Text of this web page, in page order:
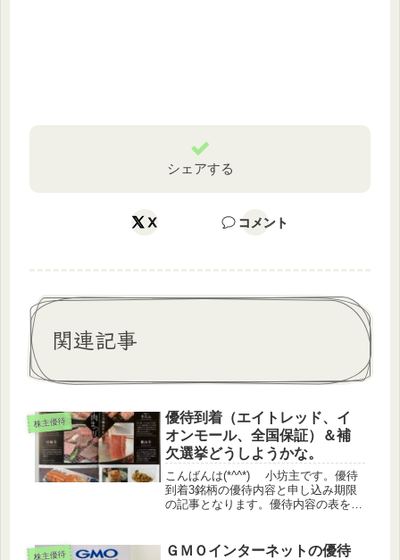
シェアする
X コメント
関連記事
株主優待
優待到着（エイトレッド、イ
オンモール、全国保証）＆補
欠選挙どうしようかな。
こんばんは(*^^*) 小坊主です。優待
到着3銘柄の優待内容と申し込み期限
の記事となります。優待内容の表を入
月優待3月権利 エイトレッド
株主優待 ＧＭＯインターネットの優待